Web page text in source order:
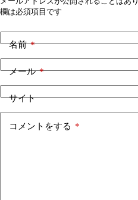
欄は必須項目です
名前*
メール*
サイト
コメントをする *